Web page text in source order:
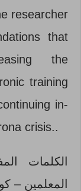
researcher
that
the
training
in-
crisis..
الكلمات
المعلمين –